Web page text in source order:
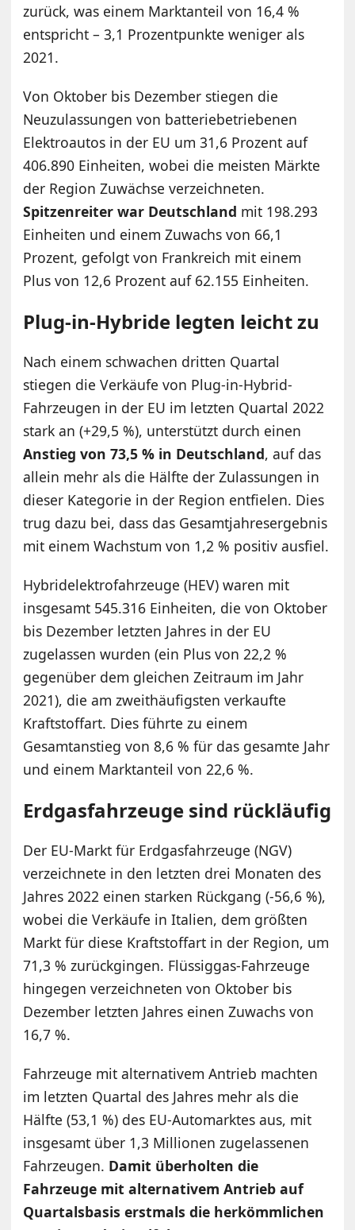
zurück, was einem Marktanteil von 16,4 %
entspricht – 3,1 Prozentpunkte weniger als
2021.
Von Oktober bis Dezember stiegen die
Neuzulassungen von batteriebetriebenen
Elektroautos in der EU um 31,6 Prozent auf
406.890 Einheiten, wobei die meisten Märkte
der Region Zuwächse verzeichneten.
Spitzenreiter war Deutschland mit 198.293
Einheiten und einem Zuwachs von 66,1
Prozent, gefolgt von Frankreich mit einem
Plus von 12,6 Prozent auf 62.155 Einheiten.
Plug-in-Hybride legten leicht zu
Nach einem schwachen dritten Quartal
stiegen die Verkäufe von Plug-in-Hybrid-
Fahrzeugen in der EU im letzten Quartal 2022
stark an (+29,5 %), unterstützt durch einen
Anstieg von 73,5 % in Deutschland, auf das
allein mehr als die Hälfte der Zulassungen in
dieser Kategorie in der Region entfielen. Dies
trug dazu bei, dass das Gesamtjahresergebnis
mit einem Wachstum von 1,2 % positiv ausfiel.
Hybridelektrofahrzeuge (HEV) waren mit
insgesamt 545.316 Einheiten, die von Oktober
bis Dezember letzten Jahres in der EU
zugelassen wurden (ein Plus von 22,2 %
gegenüber dem gleichen Zeitraum im Jahr
2021), die am zweithäufigsten verkaufte
Kraftstoffart. Dies führte zu einem
Gesamtanstieg von 8,6 % für das gesamte Jahr
und einem Marktanteil von 22,6 %.
Erdgasfahrzeuge sind rückläufig
Der EU-Markt für Erdgasfahrzeuge (NGV)
verzeichnete in den letzten drei Monaten des
Jahres 2022 einen starken Rückgang (-56,6 %),
wobei die Verkäufe in Italien, dem größten
Markt für diese Kraftstoffart in der Region, um
71,3 % zurückgingen. Flüssiggas-Fahrzeuge
hingegen verzeichneten von Oktober bis
Dezember letzten Jahres einen Zuwachs von
16,7 %.
Fahrzeuge mit alternativem Antrieb machten
im letzten Quartal des Jahres mehr als die
Hälfte (53,1 %) des EU-Automarktes aus, mit
insgesamt über 1,3 Millionen zugelassenen
Fahrzeugen. Damit überholten die
Fahrzeuge mit alternativem Antrieb auf
Quartalsbasis erstmals die herkömmlichen